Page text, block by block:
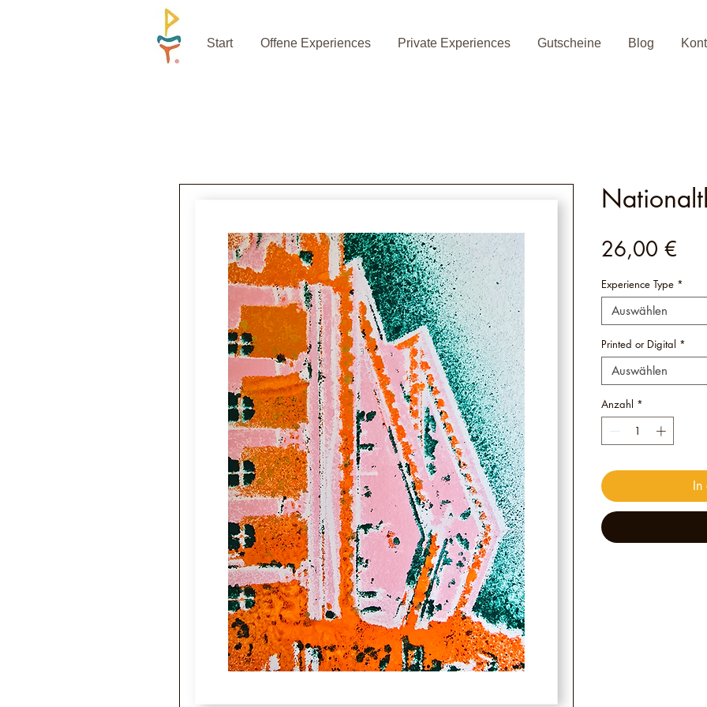
Start Offene Experiences Private Experiences Gutscheine Blog
26,00 €
Experience Type *
Auswählen
Printed or Digital *
Auswählen
Anzahl *
In